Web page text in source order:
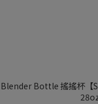
Blender Bottle 搖搖杯【